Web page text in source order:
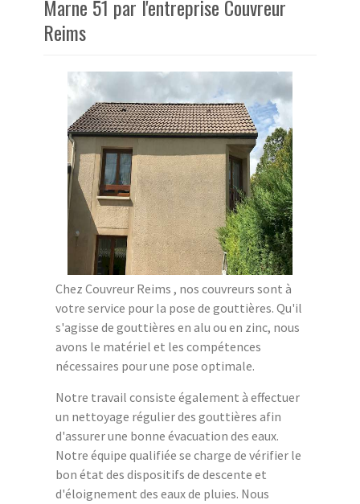
Marne 51 par l'entreprise Couvreur
Reims
Chez Couvreur Reims , nos couvreurs sont à
votre service pour la pose de gouttières. Qu'il
s'agisse de gouttières en alu ou en zinc, nous
avons le matériel et les compétences
nécessaires pour une pose optimale.
Notre travail consiste également à effectuer
un nettoyage régulier des gouttières afin
d'assurer une bonne évacuation des eaux.
Notre équipe qualifiée se charge de vérifier le
bon état des dispositifs de descente et
d'éloignement des eaux de pluies. Nous